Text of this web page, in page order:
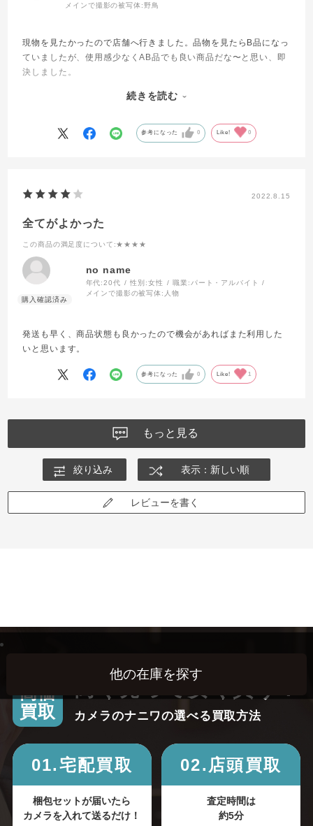
メインで撮影の被写体:野鳥
現物を見たかったので店舗へ行きました。品物を見たらB品になっ
ていましたが、使用感少なくAB品でも良い商品だな〜と思い、即
決しました。
写した後、自分でシャッター回数確認した所、新品同様です。大
続きを読む
参考になった 0 Like! 0
2022.8.15
全てがよかった
この商品の満足度について :★★★★
no name
年代:20代 性別:女性 職業:パート・アルバイト
メインで撮影の被写体: 人物
発送も早く、商品状態も良かったので機会があればまた利用した
いと思います。
参考になった 0 Like! 1
もっと見る
絞り込み 表示：新しい順
レビューを書く
高価
買取
高く売って安く買う！
カメラのナニワの選べる買取方法
01.宅配買取
梱包セットが届いたら
カメラを入れて送るだけ！
02.店頭買取
査定時間は
約5分